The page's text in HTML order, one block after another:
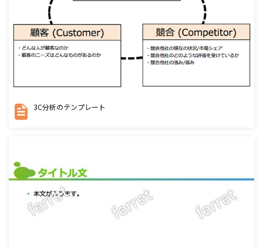
3C分析のテンプレート